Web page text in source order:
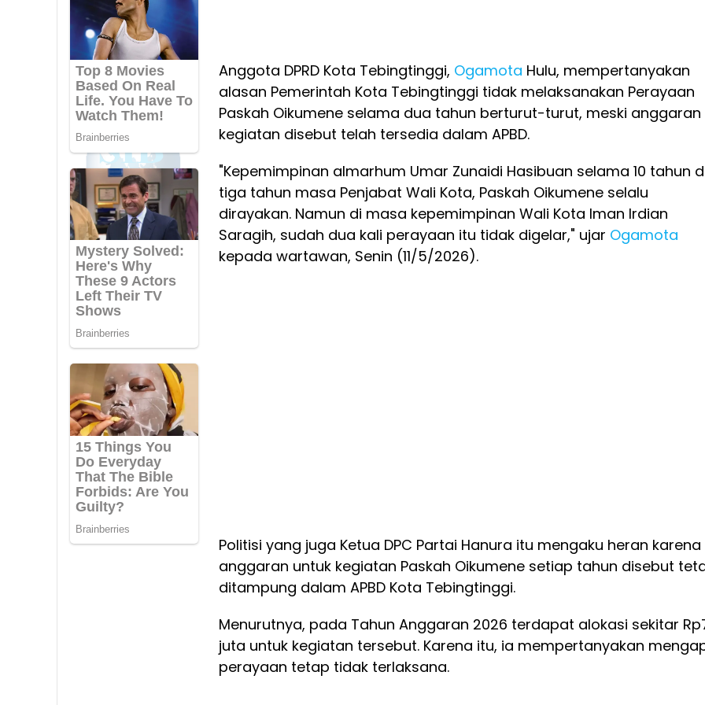
Anggota DPRD Kota Tebingtinggi, Ogamota Hulu, mempertanyakan
alasan Pemerintah Kota Tebingtinggi tidak melaksanakan Perayaan
Paskah Oikumene selama dua tahun berturut-turut, meski anggaran
kegiatan disebut telah tersedia dalam APBD.
"Kepemimpinan almarhum Umar Zunaidi Hasibuan selama 10 tahun
tiga tahun masa Penjabat Wali Kota, Paskah Oikumene selalu
dirayakan. Namun di masa kepemimpinan Wali Kota Iman Irdian
Saragih, sudah dua kali perayaan itu tidak digelar," ujar Ogamota
kepada wartawan, Senin (11/5/2026).
Politisi yang juga Ketua DPC Partai Hanura itu mengaku heran karena
anggaran untuk kegiatan Paskah Oikumene setiap tahun disebut
ditampung dalam APBD Kota Tebingtinggi.
Menurutnya, pada Tahun Anggaran 2026 terdapat alokasi sekitar
juta untuk kegiatan tersebut. Karena itu, ia mempertanyakan
perayaan tetap tidak terlaksana.